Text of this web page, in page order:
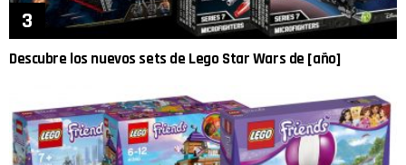
Descubre los nuevos sets de Lego Star Wars de [año]